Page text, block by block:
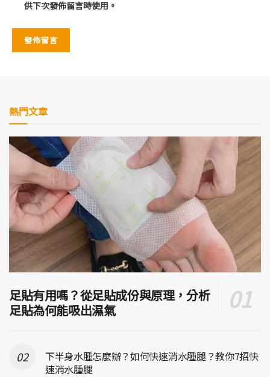
供下次發佈留言時使用。
熱門文章
足貼有用嗎？從足貼成份與原理，分析
足貼為何能吸出濕氣
下半身水腫怎麼辦？如何快速消水腫腿？教你7招快
速消水腫腿